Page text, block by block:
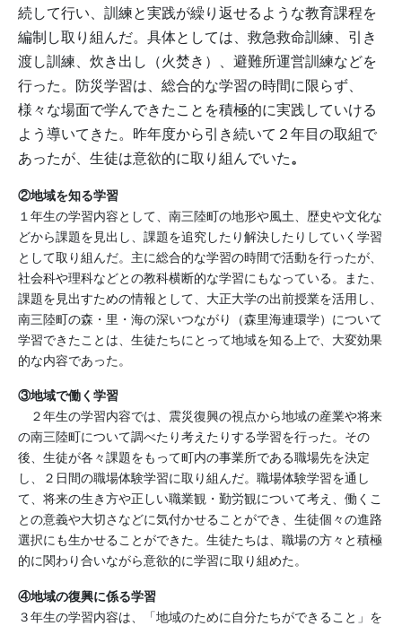
続して行い、訓練と実践が繰り返せるような教育課程を
編制し取り組んだ。具体としては、救急救命訓練、引き
渡し訓練、炊き出し（火焚き）、避難所運営訓練などを
行った。防災学習は、総合的な学習の時間に限らず、
様々な場面で学んできたことを積極的に実践していける
よう導いてきた。昨年度から引き続いて２年目の取組で
あったが、生徒は意欲的に取り組んでいた。
②地域を知る学習
１年生の学習内容として、南三陸町の地形や風土、歴史や文化な
どから課題を見出し、課題を追究したり解決したりしていく学習
として取り組んだ。主に総合的な学習の時間で活動を行ったが、
社会科や理科などとの教科横断的な学習にもなっている。また、
課題を見出すための情報として、大正大学の出前授業を活用し、
南三陸町の森・里・海の深いつながり（森里海連環学）について
学習できたことは、生徒たちにとって地域を知る上で、大変効果
的な内容であった。
③地域で働く学習
２年生の学習内容では、震災復興の視点から地域の産業や将来
の南三陸町について調べたり考えたりする学習を行った。その
後、生徒が各々課題をもって町内の事業所である職場先を決定
し、２日間の職場体験学習に取り組んだ。職場体験学習を通し
て、将来の生き方や正しい職業観・勤労観について考え、働くこ
との意義や大切さなどに気付かせることができ、生徒個々の進路
選択にも生かせることができた。生徒たちは、職場の方々と積極
的に関わり合いながら意欲的に学習に取り組めた。
④地域の復興に係る学習
３年生の学習内容は、「地域のために自分たちができること」を